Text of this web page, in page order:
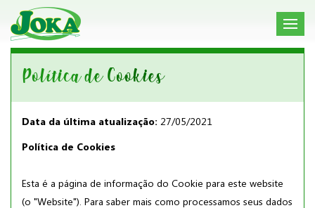
Política de Cookies
Data da última atualização: 27/05/2021
Política de Cookies
Esta é a página de informação do Cookie para este website
(o "Website"). Para saber mais como processamos seus dados